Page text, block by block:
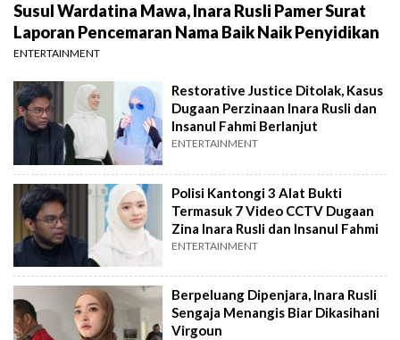
Susul Wardatina Mawa, Inara Rusli Pamer Surat
Laporan Pencemaran Nama Baik Naik Penyidikan
ENTERTAINMENT
Restorative Justice Ditolak, Kasus
Dugaan Perzinaan Inara Rusli dan
Insanul Fahmi Berlanjut
ENTERTAINMENT
Polisi Kantongi 3 Alat Bukti
Termasuk 7 Video CCTV Dugaan
Zina Inara Rusli dan Insanul Fahmi
ENTERTAINMENT
Berpeluang Dipenjara, Inara Rusli
Sengaja Menangis Biar Dikasihani
Virgoun